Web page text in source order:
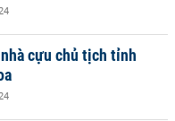
cựu chủ tịch tỉnh